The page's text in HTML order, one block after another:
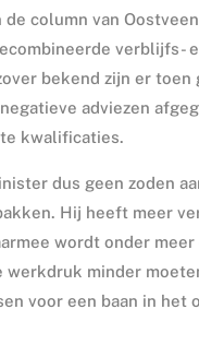
de column van
verblijfs-
bekend zijn er
adviezen
kwalificaties.
dus geen zoden
Hij heeft meer
wordt onder
werkdruk minder
voor een baan in het